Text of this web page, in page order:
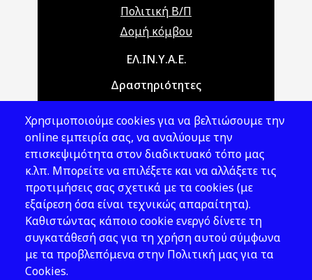
Πολιτική Β/Π
Δομή κόμβου
Main navigationΕΛ.ΙΝ.Υ.Α.Ε.
Δραστηριότητες
Νομοθεσία
Εκδόσεις
Νέα - Εκδηλώσεις
Ακολουθήστε μας
Χρησιμοποιούμε cookies για να βελτιώσουμε την
online εμπειρία σας, να αναλύουμε την
επισκεψιμότητα στον διαδικτυακό τόπο μας
κ.λπ. Μπορείτε να επιλέξετε και να αλλάξετε τις
προτιμήσεις σας σχετικά με τα cookies (με
εξαίρεση όσα είναι τεχνικώς απαραίτητα).
Καθιστώντας κάποιο cookie ενεργό δίνετε τη
συγκατάθεσή σας για τη χρήση αυτού σύμφωνα
με τα προβλεπόμενα στην Πολιτική μας για τα
Cookies.